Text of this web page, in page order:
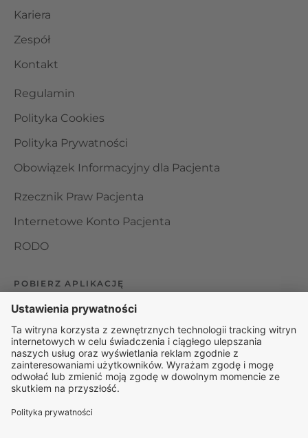
Kariera
Zespół
Kontakt
Regulamin
Polityka Cookies
Polityka Prywatności
Obowiązek Informacyjny dla Pacjenta
Rzecznik Praw Pacjenta
Internetowe Konto Pacjenta
RODO
POBIERZ APLIKACJĘ
Organizator udzielania świadczeń telemedycznych jest
podmiotem leczniczym w rozumieniu ustawy z dnia 15
kwietnia 2011 roku o działalności leczniczej, wpisanym do
rejestru podmiotów wykonujących działalność leczniczą pod
numerem: 000000229172.